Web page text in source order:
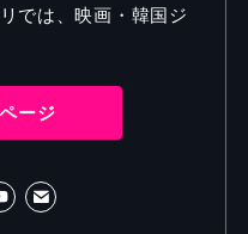
では、映画・韓国ジ
ージ